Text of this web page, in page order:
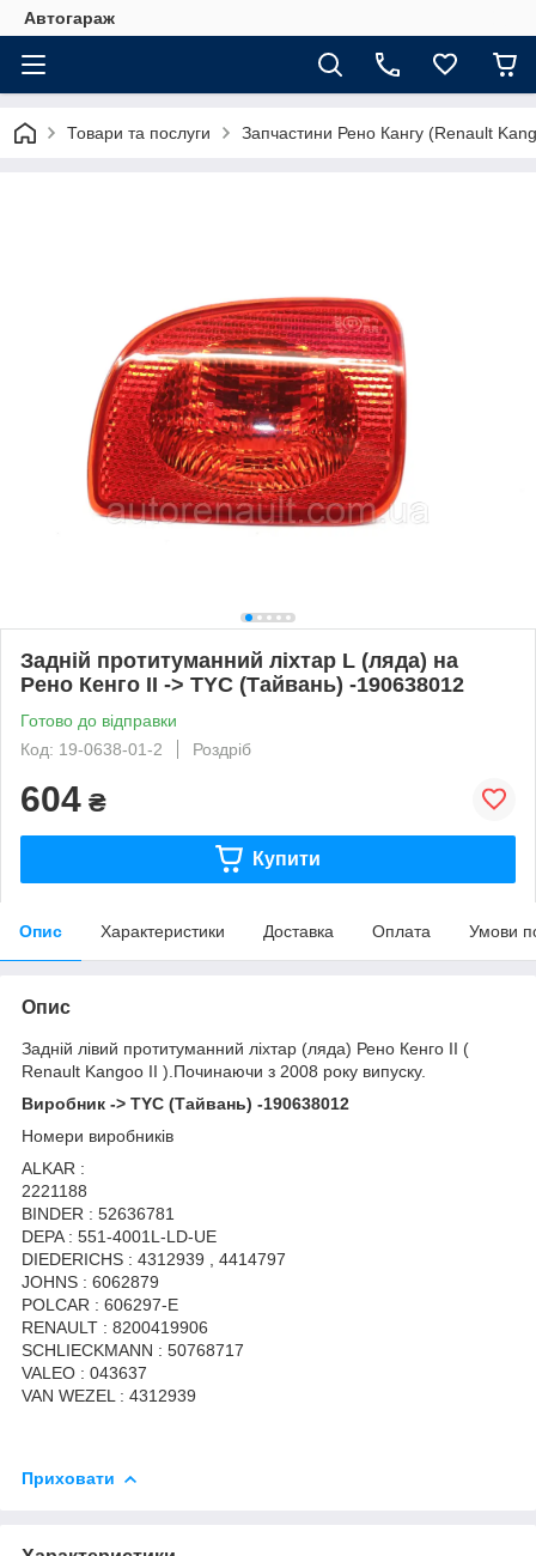
Автогараж
Товари та послуги Запчастини Рено Кангу (Renault
Задній протитуманний ліхтар L (ляда) на
Рено Кенго II -> TYC (Тайвань) -190638012
Готово до відправки
Код: 19-0638-01-2
Роздріб
604 ₴
Купити
Опис Характеристики Доставка Оплата Умови
Опис
Задній лівий протитуманний ліхтар (ляда) Рено Кенго II (
Renault Kangoo II ).Починаючи з 2008 року випуску.
Виробник -> TYC (Тайвань) -190638012
Номери виробників
ALKAR :
2221188
BINDER : 52636781
DEPA : 551-4001L-LD-UE
DIEDERICHS : 4312939 , 4414797
JOHNS : 6062879
POLCAR : 606297-E
RENAULT : 8200419906
SCHLIECKMANN : 50768717
VALEO : 043637
VAN WEZEL : 4312939
Приховати